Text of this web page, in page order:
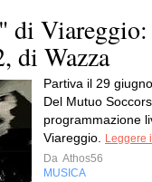
di
di Wazza
Partiva il 29
Del Mutuo
programmazione
Viareggio.
Leggere
Da Athos56
MUSICA